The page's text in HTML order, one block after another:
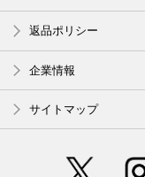
返品ポリシー
企業情報
サイトマップ